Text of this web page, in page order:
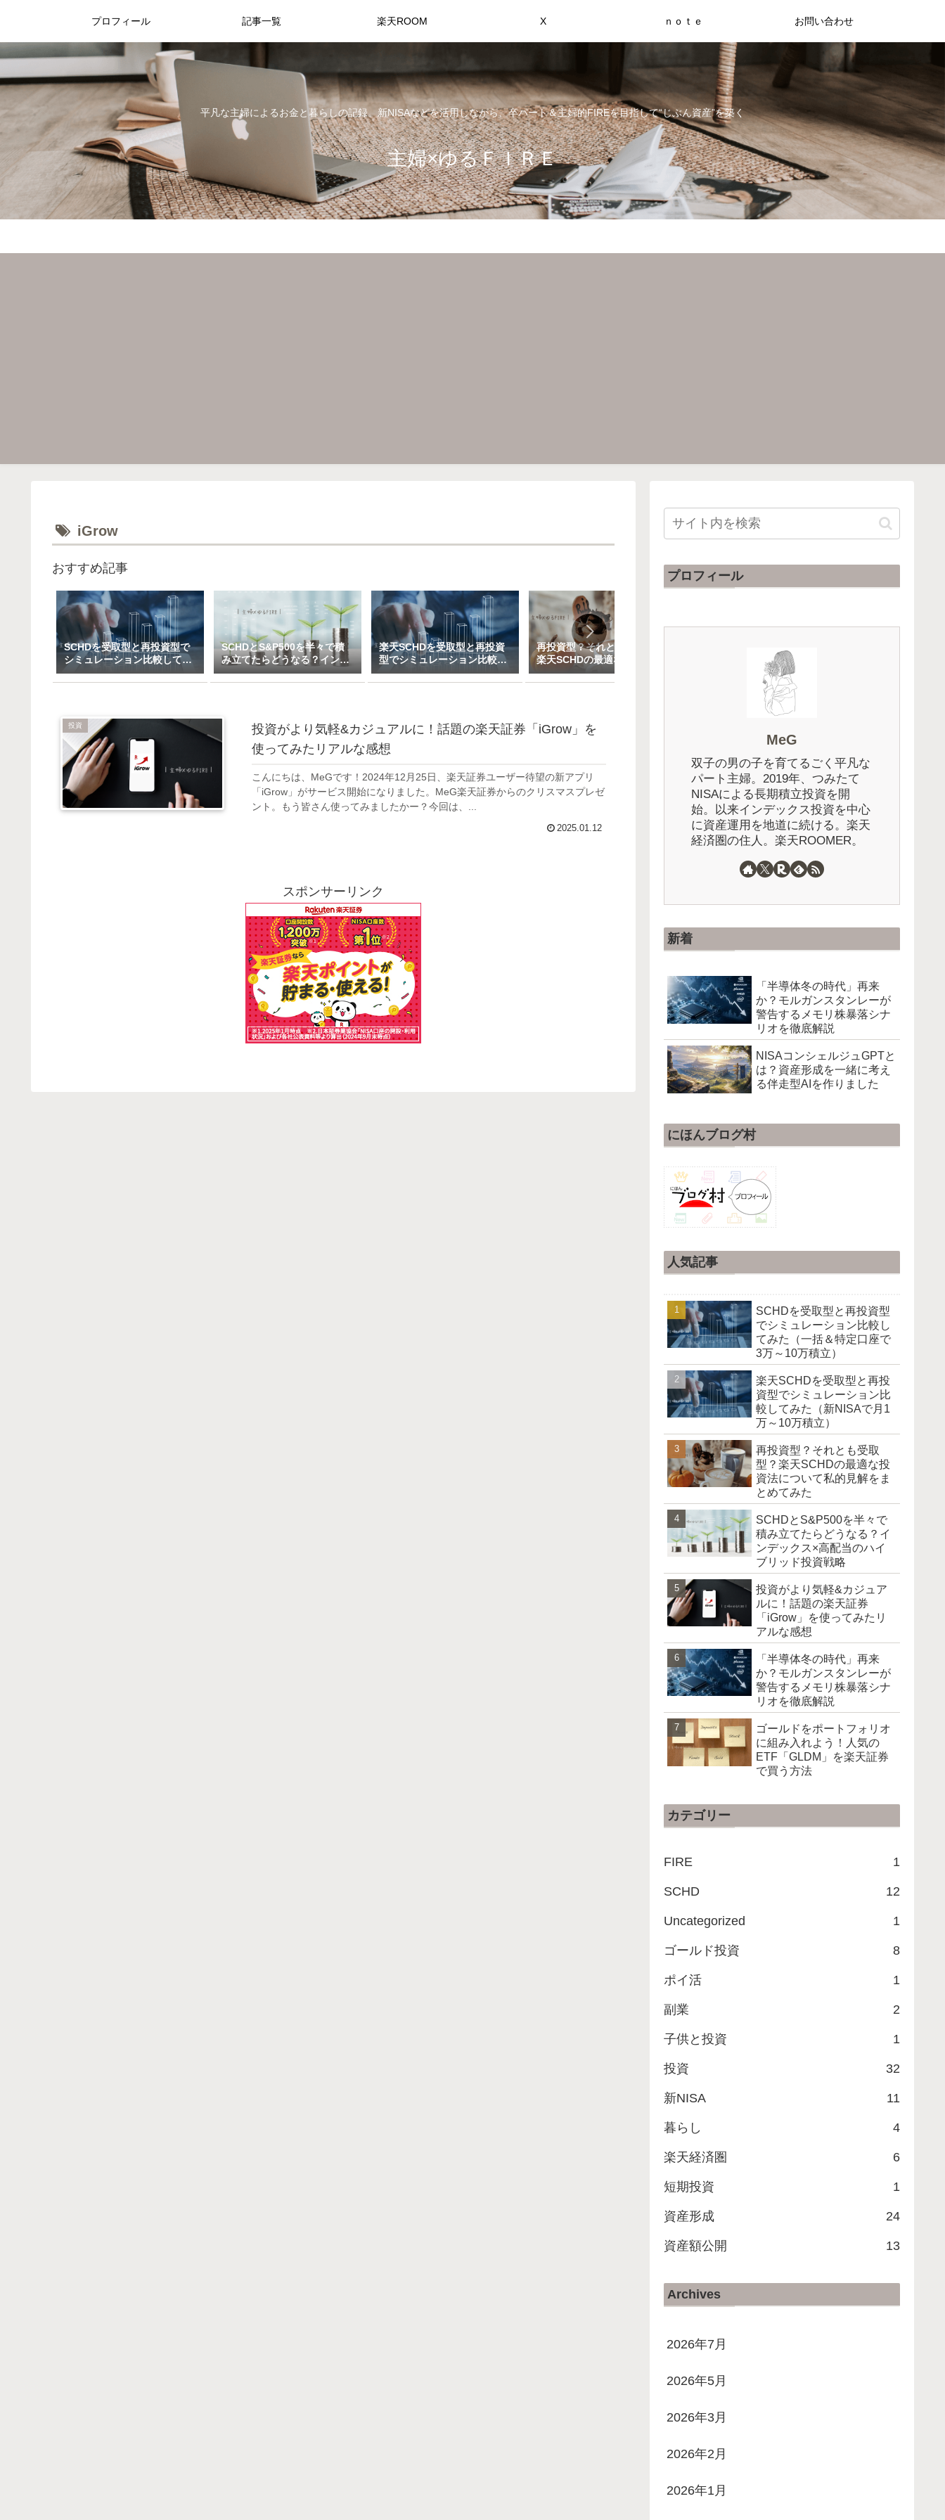
平凡な主婦によるお金と暮らしの記録。新NISAなどを活用しながら、卒パート＆主婦的FIREを目指して“じぶん資産”を築く
主婦×ゆるＦＩＲＥ
プロフィール 記事一覧 楽天ROOM X ｎｏｔｅ お問い合わせ
iGrow
おすすめ記事
SCHDを受取型と再投資型で
シミュレーション比較してみ
た（一括＆特定口座で3万～
10万積立）
SCHDとS&P500を半々で積
み立てたらどうなる？インデ
ックス×高配当のハイブリッ
ド投資戦略
楽天SCHDを受取型と再投資
型でシミュレーション比較し
てみた（新NISAで月1万～10
万積立）
再投資型？それとも受取型？
楽天SCHDの最適な投資法に
ついて私的見解をまとめてみ
た
SCHD」最新の分配金は90
円！前年同期比+28.6%の増配
投資
投資がより気軽&カジュアルに！話題の楽天証券「iGrow」を
使ってみたリアルな感想
こんにちは、MeGです！2024年12月25日、楽天証券ユーザー待望の新アプリ
「iGrow」がサービス開始になりました。MeG楽天証券からのクリスマスプレゼ
ント。もう皆さん使ってみましたかー？今回は、...
2025.01.12
スポンサーリンク
プロフィール
MeG
双子の男の子を育てるごく平凡な
パート主婦。2019年、つみたて
NISAによる長期積立投資を開
始。以来インデックス投資を中心
に資産運用を地道に続ける。楽天
経済圏の住人。楽天ROOMER。
新着
「半導体冬の時代」再来
か？モルガンスタンレーが
警告するメモリ株暴落シナ
リオを徹底解説
NISAコンシェルジュGPTと
は？資産形成を一緒に考え
る伴走型AIを作りました
にほんブログ村
人気記事
SCHDを受取型と再投資型
でシミュレーション比較し
てみた（一括＆特定口座で
3万～10万積立）
楽天SCHDを受取型と再投
資型でシミュレーション比
較してみた（新NISAで月1
万～10万積立）
再投資型？それとも受取
型？楽天SCHDの最適な投
資法について私的見解をま
とめてみた
SCHDとS&P500を半々で
積み立てたらどうなる？イ
ンデックス×高配当のハイ
ブリッド投資戦略
投資がより気軽&カジュア
ルに！話題の楽天証券
「iGrow」を使ってみたリ
アルな感想
「半導体冬の時代」再来
か？モルガンスタンレーが
警告するメモリ株暴落シナ
リオを徹底解説
ゴールドをポートフォリオ
に組み入れよう！人気の
ETF「GLDM」を楽天証券
で買う方法
カテゴリー
FIRE 1
SCHD 12
Uncategorized 1
ゴールド投資 8
ポイ活 1
副業 2
子供と投資 1
投資 32
新NISA 11
暮らし 4
楽天経済圏 6
短期投資 1
資産形成 24
資産額公開 13
Archives
2026年7月
2026年5月
2026年3月
2026年2月
2026年1月